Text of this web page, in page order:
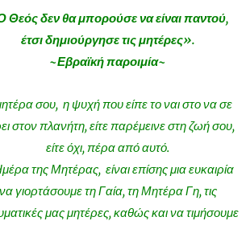
Θεός δεν θα μπορούσε να είναι παντού,
έτσι δημιούργησε τις μητέρες».
~Εβραϊκή παροιμία~
σου, η ψυχή που είπε το ναι στο να σε
στον πλανήτη, είτε παρέμεινε στη ζωή σου,
είτε όχι, πέρα ​​από αυτό.
της Μητέρας, είναι επίσης μια ευκαιρία
να γιορτάσουμε τη Γαία, τη Μητέρα Γη, τις
μας μητέρες, καθώς και να τιμήσουμε